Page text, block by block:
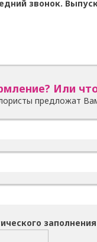
звонок.
Или
предложат
заполнения